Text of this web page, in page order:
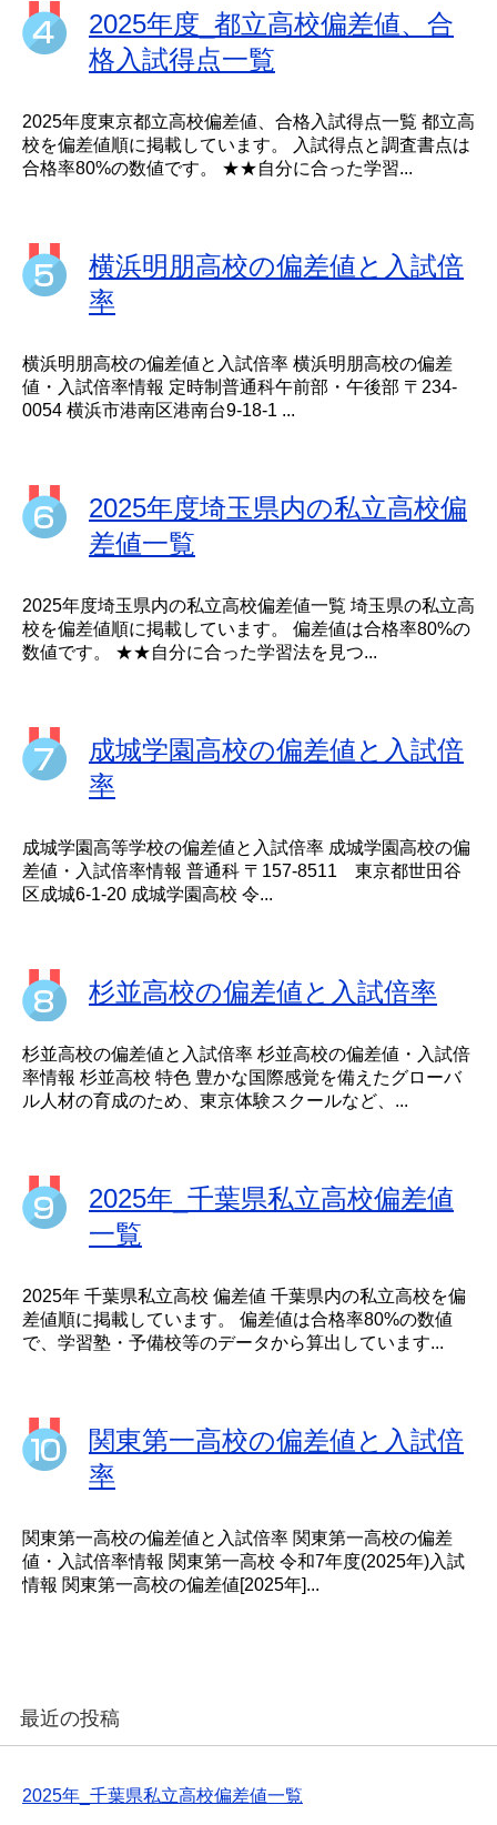
2025年度_都立高校偏差値、合
格入試得点一覧
2025年度東京都立高校偏差値、合格入試得点一覧 都立高
校を偏差値順に掲載しています。 入試得点と調査書点は
合格率80%の数値です。 ★★自分に合った学習...
横浜明朋高校の偏差値と入試倍
率
横浜明朋高校の偏差値と入試倍率 横浜明朋高校の偏差
値・入試倍率情報 定時制普通科午前部・午後部 〒234-
0054 横浜市港南区港南台9-18-1 ...
2025年度埼玉県内の私立高校偏
差値一覧
2025年度埼玉県内の私立高校偏差値一覧 埼玉県の私立高
校を偏差値順に掲載しています。 偏差値は合格率80%の
数値です。 ★★自分に合った学習法を見つ...
成城学園高校の偏差値と入試倍
率
成城学園高等学校の偏差値と入試倍率 成城学園高校の偏
差値・入試倍率情報 普通科 〒157-8511 東京都世田谷
区成城6-1-20 成城学園高校 令...
杉並高校の偏差値と入試倍率
杉並高校の偏差値と入試倍率 杉並高校の偏差値・入試倍
率情報 杉並高校 特色 豊かな国際感覚を備えたグローバ
ル人材の育成のため、東京体験スクールなど、...
2025年_千葉県私立高校偏差値
一覧
2025年 千葉県私立高校 偏差値 千葉県内の私立高校を偏
差値順に掲載しています。 偏差値は合格率80%の数値
で、学習塾・予備校等のデータから算出しています...
関東第一高校の偏差値と入試倍
率
関東第一高校の偏差値と入試倍率 関東第一高校の偏差
値・入試倍率情報 関東第一高校 令和7年度(2025年)入試
情報 関東第一高校の偏差値[2025年]...
最近の投稿
2025年_千葉県私立高校偏差値一覧